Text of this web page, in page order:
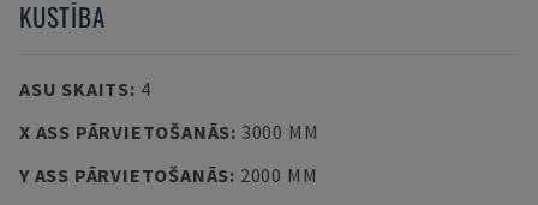
KUSTĪBA
ASU SKAITS: 4
X ASS PĀRVIETOŠANĀS: 3000 MM
Y ASS PĀRVIETOŠANĀS: 2000 MM